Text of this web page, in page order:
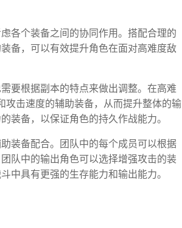
各个装备之间的协同作用。搭配合理的
备，可以有效提升角色在面对高难度敌
要根据副本的特点来做出调整。在高难
击速度的辅助装备，从而提升整体的输
装备，以保证角色的持久作战能力。
装备配合。团队中的每个成员可以根据
队中的输出角色可以选择增强攻击的装
中具有更强的生存能力和输出能力。